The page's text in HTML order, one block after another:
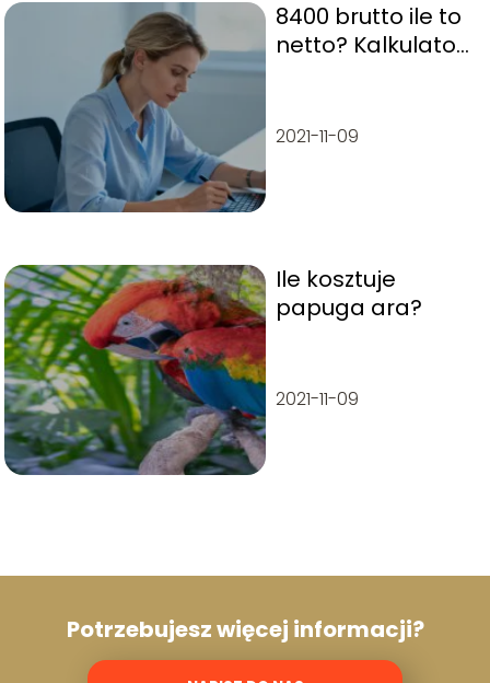
8400 brutto ile to
netto? Kalkulator
2021-11-09
Ile kosztuje
papuga ara?
2021-11-09
Potrzebujesz więcej informacji?